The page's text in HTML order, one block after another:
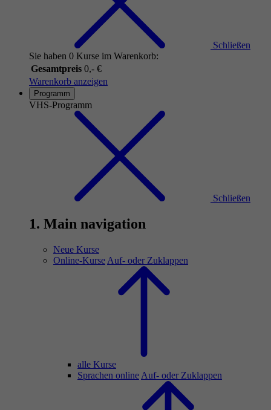
Schließen
Sie haben 0 Kurse im Warenkorb:
Gesamtpreis 0,- €
Warenkorb anzeigen
Programm
VHS-Programm
Schließen
1. Main navigation
Neue Kurse
Online-Kurse Auf- oder Zuklappen
alle Kurse
Sprachen online Auf- oder Zuklappen